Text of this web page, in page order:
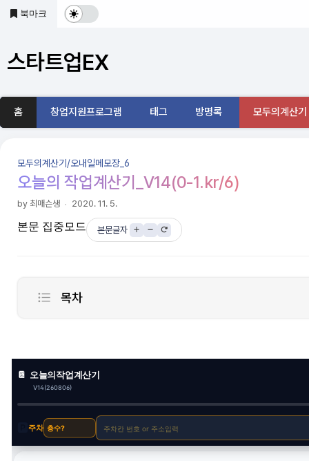
본문 바로가기
북마크 다
및
기
드
전
스타트업EX
홈 창업지원프로그램 태그 방명록 모두의계산기
모두의계산기/오내일메모장_6
오늘의 작업계산기_V14(0-1.kr/6)
by 최매슨생 2020. 11. 5.
본문 집중모드 본문글자
목차
📷 QR 코드 공유
🔗 섹션공유 (추천)
📔 오늘의작업계산기
V14(260806)
주차